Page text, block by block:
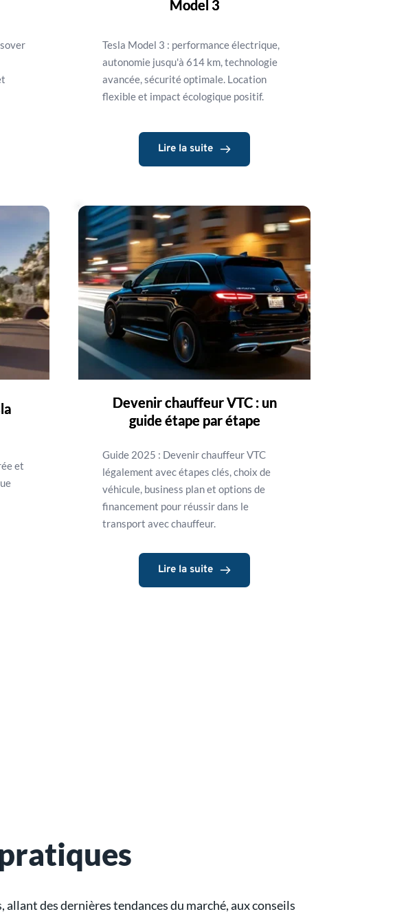
Model 3
Tesla Model 3 : performance électrique,
autonomie jusqu'à 614 km, technologie
avancée, sécurité optimale. Location
flexible et impact écologique positif.
Lire la suite
et
Devenir chauffeur VTC : un
guide étape par étape
Guide 2025 : Devenir chauffeur VTC
légalement avec étapes clés, choix de
véhicule, business plan et options de
financement pour réussir dans le
transport avec chauffeur.
Lire la suite
des dernières tendances du marché, aux conseils